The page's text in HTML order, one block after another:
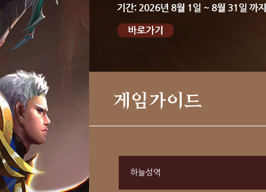
게임가이드
하늘성역